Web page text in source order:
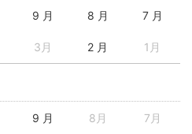
9 月 8 月 7 月
3月 2 月 1月
9 月 8月 7月